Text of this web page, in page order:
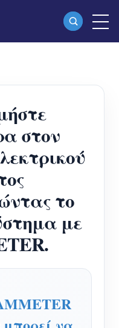
Wi-Fi
Wi-Fi
Wi-Fi
στον
το
με